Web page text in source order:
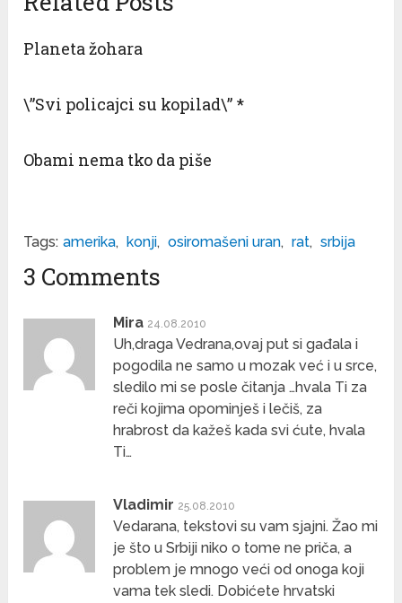
Planeta žohara
\”Svi policajci su kopilad\” *
Obami nema tko da piše
Tags: amerika, konji, osiromašeni uran, rat, srbija
3 Comments
Mira 24.08.2010
Uh,draga Vedrana,ovaj put si gađala i
pogodila ne samo u mozak već i u srce,
sledilo mi se posle čitanja …hvala Ti za
reči kojima opominješ i lečiš, za
hrabrost da kažeš kada svi ćute, hvala
Ti…
Vladimir 25.08.2010
Vedarana, tekstovi su vam sjajni. Žao mi
je što u Srbiji niko o tome ne priča, a
problem je mnogo veći od onoga koji
vama tek sledi. Dobićete hrvatski